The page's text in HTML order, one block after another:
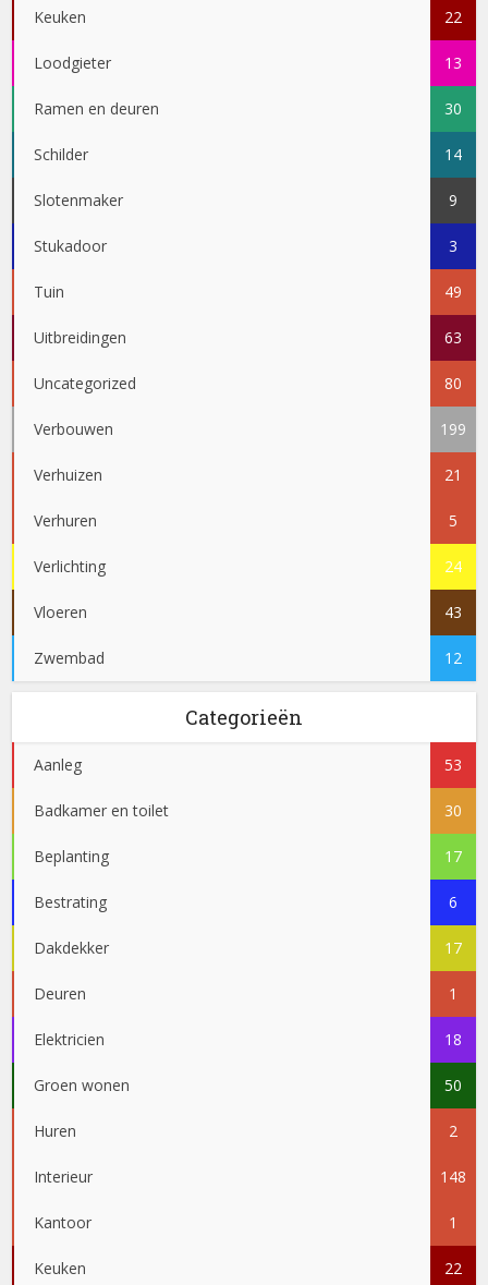
Keuken 22
Loodgieter 13
Ramen en deuren 30
Schilder 14
Slotenmaker 9
Stukadoor 3
Tuin 49
Uitbreidingen 63
Uncategorized 80
Verbouwen 199
Verhuizen 21
Verhuren 5
Verlichting 24
Vloeren 43
Zwembad 12
Categorieën
Aanleg 53
Badkamer en toilet 30
Beplanting 17
Bestrating 6
Dakdekker 17
Deuren 1
Elektricien 18
Groen wonen 50
Huren 2
Interieur 148
Kantoor 1
Keuken 22